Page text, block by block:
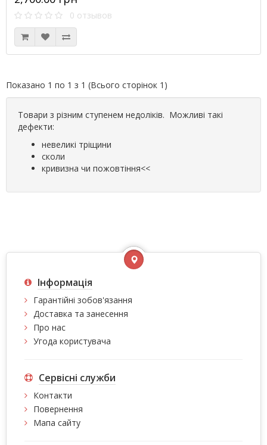
0 отзывов
Показано 1 по 1 з 1 (Всього сторінок 1)
Товари з різним ступенем недоліків. Можливі такі
дефекти:
невеликі тріщини
сколи
кривизна чи пожовтіння<<
Інформація
Гарантійні зобов'язання
Доставка та занесення
Про нас
Угода користувача
Сервісні служби
Контакти
Повернення
Мапа сайту